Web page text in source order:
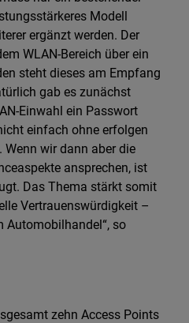
Modell
ergänzt werden. Der
WLAN-Bereich über ein
steht dieses am Empfang
gab es zunächst
Einwahl ein Passwort
einfach ohne erfolgen
wir dann aber die
ansprechen, ist
Das Thema stärkt somit
Vertrauenswürdigkeit –
Automobilhandel“, so
zehn Access Points